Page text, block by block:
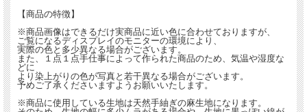
【商品の特徴】
※商品画像はできるだけ実商品に近い色に合わせておりますが、
ご覧になるディスプレイのモニターの環境により、
実際の色と多少異なる場合がございます。
また、１点１点手仕事によって作られた商品のため、気温や湿度な
どに
より染上がりの色が写真と若干異なる場合がございます。
予めご了承くださいますようお願いいたします。
※商品に使用している生地は天然手紬ぎの麻生地になります。